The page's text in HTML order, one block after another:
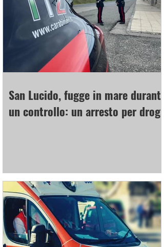
San Lucido, fugge in mare durante
un controllo: un arresto per droga